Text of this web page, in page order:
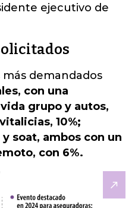
ejecutivo de
demandados
con una
grupo y autos,
10%;
soat, ambos con un
con 6%.